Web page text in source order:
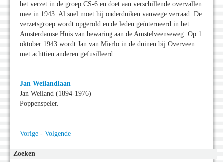
het verzet in de groep CS-6 en doet aan verschillende overvallen
mee in 1943. Al snel moet hij onderduiken vanwege verraad. De
verzetsgroep wordt opgerold en de leden geïnterneerd in het
Amsterdamse Huis van bewaring aan de Amstelveenseweg. Op 1
oktober 1943 wordt Jan van Mierlo in de duinen bij Overveen
met achttien anderen gefusilleerd.
Jan Weilandlaan
Jan Weiland (1894-1976)
Poppenspeler.
Vorige - Volgende
Zoeken